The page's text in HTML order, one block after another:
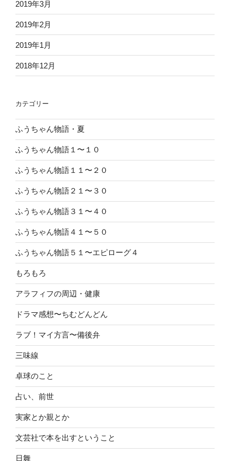
2019年3月
2019年2月
2019年1月
2018年12月
カテゴリー
ふうちゃん物語・夏
ふうちゃん物語１〜１０
ふうちゃん物語１１〜２０
ふうちゃん物語２１〜３０
ふうちゃん物語３１〜４０
ふうちゃん物語４１〜５０
ふうちゃん物語５１〜エピローグ４
もろもろ
アラフィフの周辺・健康
ドラマ感想〜ちむどんどん
ラブ！マイ方言〜備後弁
三味線
卓球のこと
占い、前世
実家とか親とか
文芸社で本を出すということ
日舞